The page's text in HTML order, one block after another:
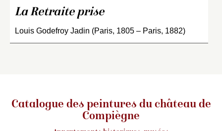
La Retraite prise
Louis Godefroy Jadin (Paris, 1805 – Paris, 1882)
Catalogue des peintures du château de
Compiègne